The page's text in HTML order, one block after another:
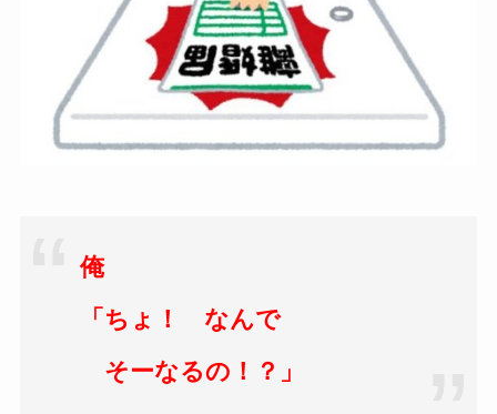
俺
「ちょ！ なんで
そーなるの！？」